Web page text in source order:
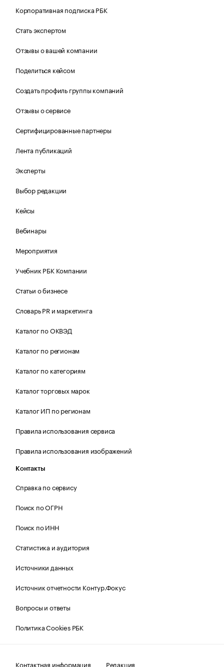
Корпоративная подписка РБК
Стать экспертом
Отзывы о вашей компании
Поделиться кейсом
Создать профиль группы компаний
Отзывы о сервисе
Сертифицированные партнеры
Лента публикаций
Эксперты
Выбор редакции
Кейсы
Вебинары
Мероприятия
Учебник РБК Компании
Статьи о бизнесе
Словарь PR и маркетинга
Каталог по ОКВЭД
Каталог по регионам
Каталог по категориям
Каталог торговых марок
Каталог ИП по регионам
Правила использования сервиса
Правила использования изображений
Контакты
Справка по сервису
Поиск по ОГРН
Поиск по ИНН
Статистика и аудитория
Источники данных
Источник отчетности Контур.Фокус
Вопросы и ответы
Политика Cookies РБК
Контактная информация Редакция